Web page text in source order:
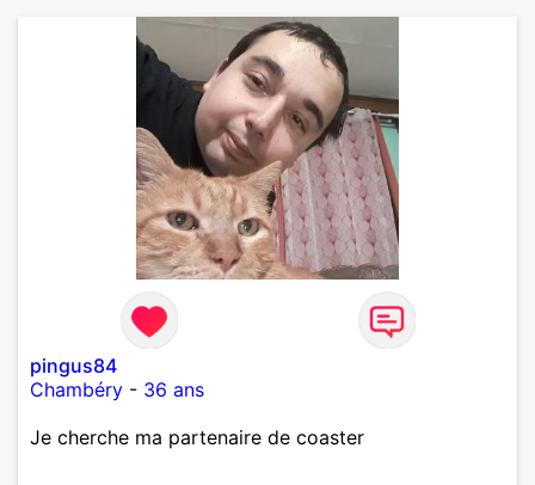
pingus84
Chambéry - 36 ans
Je cherche ma partenaire de coaster